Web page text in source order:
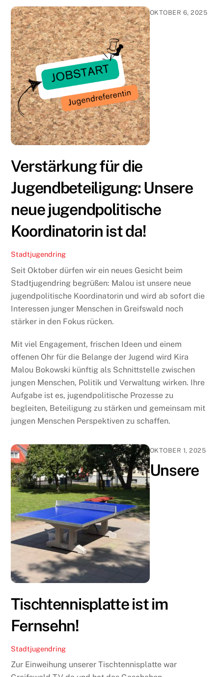
OKTOBER 6, 2025
Verstärkung für die
Jugendbeteiligung: Unsere
neue jugendpolitische
Koordinatorin ist da!
Stadtjugendring
Seit Oktober dürfen wir ein neues Gesicht beim
Stadtjugendring begrüßen: Malou ist unsere neue
jugendpolitische Koordinatorin und wird ab sofort die
Interessen junger Menschen in Greifswald noch
stärker in den Fokus rücken.
Mit viel Engagement, frischen Ideen und einem
offenen Ohr für die Belange der Jugend wird Kira
Malou Bokowski künftig als Schnittstelle zwischen
jungen Menschen, Politik und Verwaltung wirken. Ihre
Aufgabe ist es, jugendpolitische Prozesse zu
begleiten, Beteiligung zu stärken und gemeinsam mit
jungen Menschen Perspektiven zu schaffen.
OKTOBER 1, 2025
Unsere
Tischtennisplatte ist im
Fernsehn!
Stadtjugendring
Zur Einweihung unserer Tischtennisplatte war